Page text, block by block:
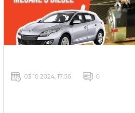
03 10 2024, 17:56 0